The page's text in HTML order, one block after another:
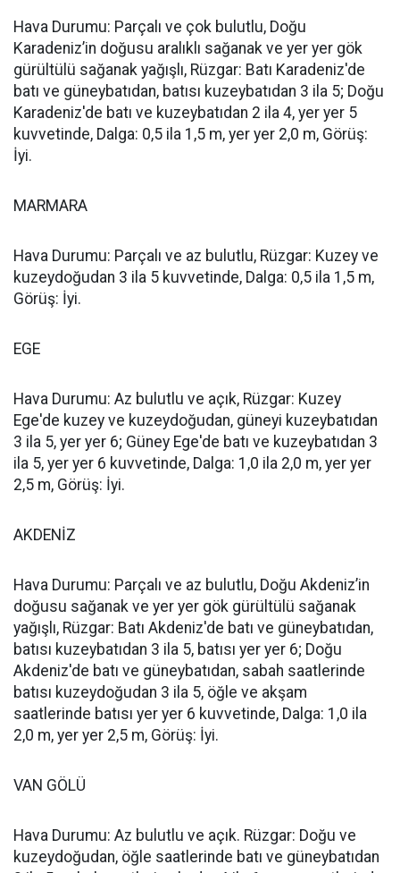
Hava Durumu: Parçalı ve çok bulutlu, Doğu
Karadeniz’in doğusu aralıklı sağanak ve yer yer gök
gürültülü sağanak yağışlı, Rüzgar: Batı Karadeniz'de
batı ve güneybatıdan, batısı kuzeybatıdan 3 ila 5; Doğu
Karadeniz'de batı ve kuzeybatıdan 2 ila 4, yer yer 5
kuvvetinde, Dalga: 0,5 ila 1,5 m, yer yer 2,0 m, Görüş:
İyi.
MARMARA
Hava Durumu: Parçalı ve az bulutlu, Rüzgar: Kuzey ve
kuzeydoğudan 3 ila 5 kuvvetinde, Dalga: 0,5 ila 1,5 m,
Görüş: İyi.
EGE
Hava Durumu: Az bulutlu ve açık, Rüzgar: Kuzey
Ege'de kuzey ve kuzeydoğudan, güneyi kuzeybatıdan
3 ila 5, yer yer 6; Güney Ege'de batı ve kuzeybatıdan 3
ila 5, yer yer 6 kuvvetinde, Dalga: 1,0 ila 2,0 m, yer yer
2,5 m, Görüş: İyi.
AKDENİZ
Hava Durumu: Parçalı ve az bulutlu, Doğu Akdeniz’in
doğusu sağanak ve yer yer gök gürültülü sağanak
yağışlı, Rüzgar: Batı Akdeniz'de batı ve güneybatıdan,
batısı kuzeybatıdan 3 ila 5, batısı yer yer 6; Doğu
Akdeniz'de batı ve güneybatıdan, sabah saatlerinde
batısı kuzeydoğudan 3 ila 5, öğle ve akşam
saatlerinde batısı yer yer 6 kuvvetinde, Dalga: 1,0 ila
2,0 m, yer yer 2,5 m, Görüş: İyi.
VAN GÖLÜ
Hava Durumu: Az bulutlu ve açık. Rüzgar: Doğu ve
kuzeydoğudan, öğle saatlerinde batı ve güneybatıdan